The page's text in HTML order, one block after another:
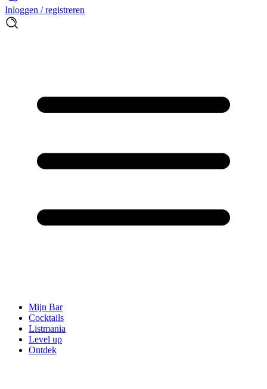
Inloggen / registreren
Mijn Bar
Cocktails
Listmania
Level up
Ontdek